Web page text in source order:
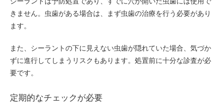
きません。虫歯がある場合は、まず虫歯の治療を行う必要があり
ます。
また、シーラントの下に見えない虫歯が隠れていた場合、気づか
ずに進行してしまうリスクもあります。処置前に十分な診査が必
要です。
定期的なチェックが必要